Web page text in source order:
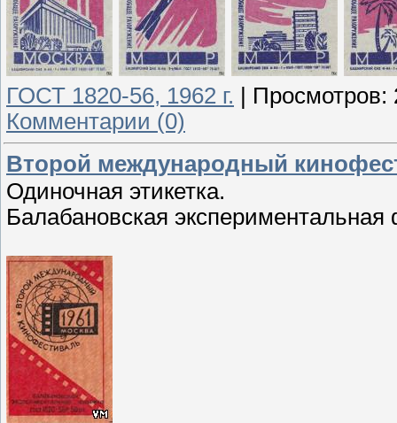
ГОСТ 1820-56, 1962 г. Просмотров:
Комментарии (0)
Второй международный
Одиночная этикетка.
Балабановская экспериментальная